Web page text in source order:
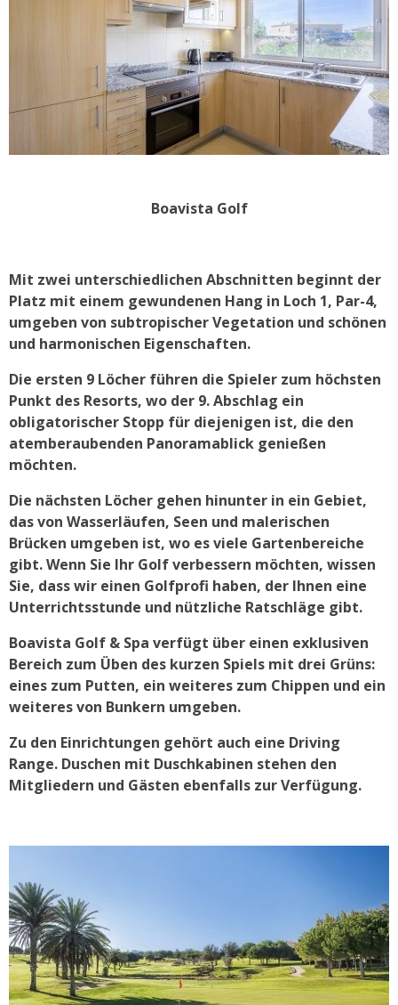
Boavista Golf
Mit zwei unterschiedlichen Abschnitten beginnt der
Platz mit einem gewundenen Hang in Loch 1, Par-4,
umgeben von subtropischer Vegetation und schönen
und harmonischen Eigenschaften.
Die ersten 9 Löcher führen die Spieler zum höchsten
Punkt des Resorts, wo der 9. Abschlag ein
obligatorischer Stopp für diejenigen ist, die den
atemberaubenden Panoramablick genießen
möchten.
Die nächsten Löcher gehen hinunter in ein Gebiet,
das von Wasserläufen, Seen und malerischen
Brücken umgeben ist, wo es viele Gartenbereiche
gibt. Wenn Sie Ihr Golf verbessern möchten, wissen
Sie, dass wir einen Golfprofi haben, der Ihnen eine
Unterrichtsstunde und nützliche Ratschläge gibt.
Boavista Golf & Spa verfügt über einen exklusiven
Bereich zum Üben des kurzen Spiels mit drei Grüns:
eines zum Putten, ein weiteres zum Chippen und ein
weiteres von Bunkern umgeben.
Zu den Einrichtungen gehört auch eine Driving
Range. Duschen mit Duschkabinen stehen den
Mitgliedern und Gästen ebenfalls zur Verfügung.